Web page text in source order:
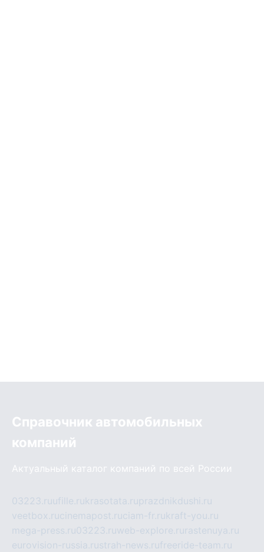
Справочник автомобильных
компаний
Актуальный каталог компаний по всей России
03223.ruufille.rukrasotata.ruprazdnikdushi.ru
veetbox.rucinemapost.ruciam-fr.rukraft-you.ru
mega-press.ru03223.ruweb-explore.ru rastenuya.ru
eurovision-russia.rustrah-news.rufreeride-team.ru